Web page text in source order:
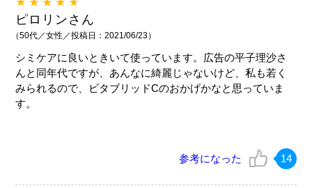
★★★★★
ピロリンさん
（50代／女性／投稿日：2021/06/23）
シミケアに良いときいて使っています。広告の平子理沙さ
んと同年代ですが、あんなに綺麗じゃないけど、私も若く
みられるので、ビタブリッドCのおかげかなと思っていま
す。
参考になった 14